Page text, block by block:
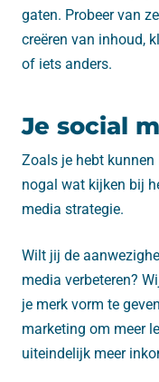
gaten. Probeer van
creëren van inhoud,
of iets anders.
Je social
Zoals je hebt kunnen
nogal wat kijken bij
media strategie.
Wilt jij de
media verbeteren?
je merk vorm te
marketing om meer
uiteindelijk meer